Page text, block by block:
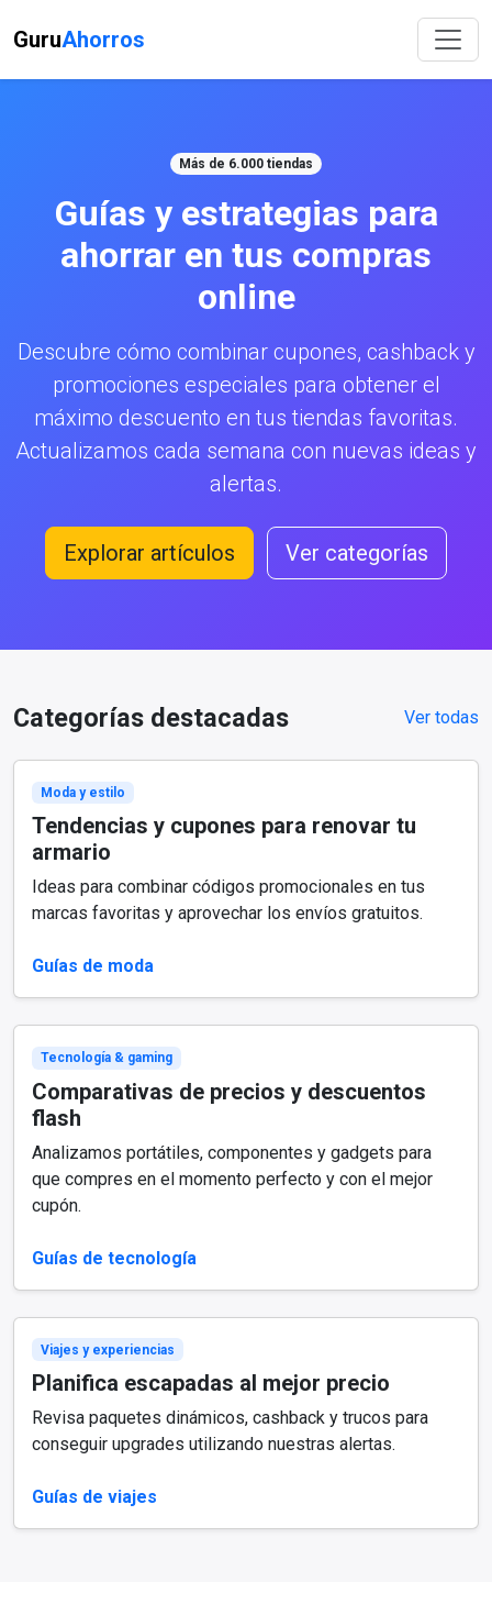
GuruAhorros
Más de 6.000 tiendas
Guías y estrategias para
ahorrar en tus compras
online
Descubre cómo combinar cupones, cashback y
promociones especiales para obtener el
máximo descuento en tus tiendas favoritas.
Actualizamos cada semana con nuevas ideas y
alertas.
Explorar artículos Ver categorías
Categorías destacadas Ver todas
Moda y estilo
Tendencias y cupones para renovar tu
armario
Ideas para combinar códigos promocionales en tus
marcas favoritas y aprovechar los envíos gratuitos.
Guías de moda
Tecnología & gaming
Comparativas de precios y descuentos
flash
Analizamos portátiles, componentes y gadgets para
que compres en el momento perfecto y con el mejor
cupón.
Guías de tecnología
Viajes y experiencias
Planifica escapadas al mejor precio
Revisa paquetes dinámicos, cashback y trucos para
conseguir upgrades utilizando nuestras alertas.
Guías de viajes